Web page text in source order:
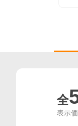
全
表示